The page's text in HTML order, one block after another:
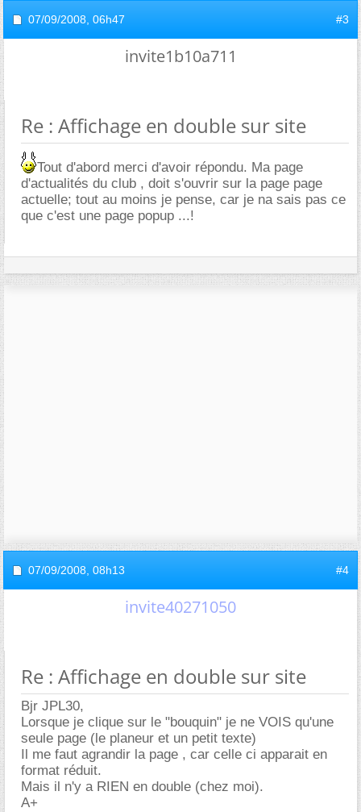
07/09/2008, 06h47 #3
invite1b10a711
Re : Affichage en double sur site
Tout d'abord merci d'avoir répondu. Ma page
d'actualités du club , doit s'ouvrir sur la page page
actuelle; tout au moins je pense, car je na sais pas ce
que c'est une page popup ...!
07/09/2008, 08h13 #4
invite40271050
Re : Affichage en double sur site
Bjr JPL30,
Lorsque je clique sur le "bouquin" je ne VOIS qu'une
seule page (le planeur et un petit texte)
Il me faut agrandir la page , car celle ci apparait en
format réduit.
Mais il n'y a RIEN en double (chez moi).
A+